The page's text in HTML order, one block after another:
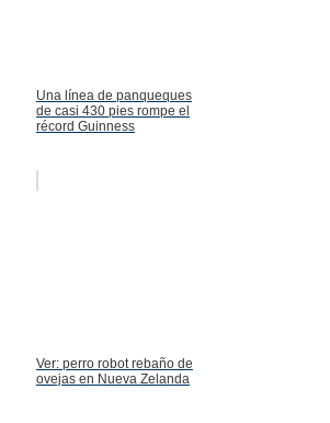
Una línea de panqueques
de casi 430 pies rompe el
récord Guinness
Ver: perro robot rebaño de
ovejas en Nueva Zelanda